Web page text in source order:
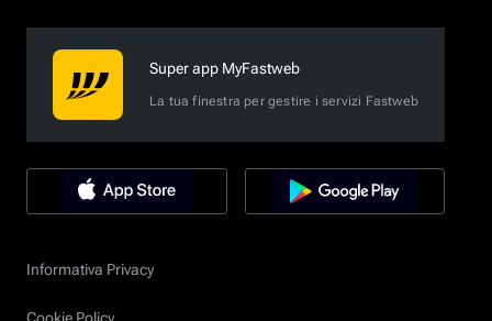
Super app MyFastweb
La tua finestra per gestire i servizi Fastweb
Informativa Privacy